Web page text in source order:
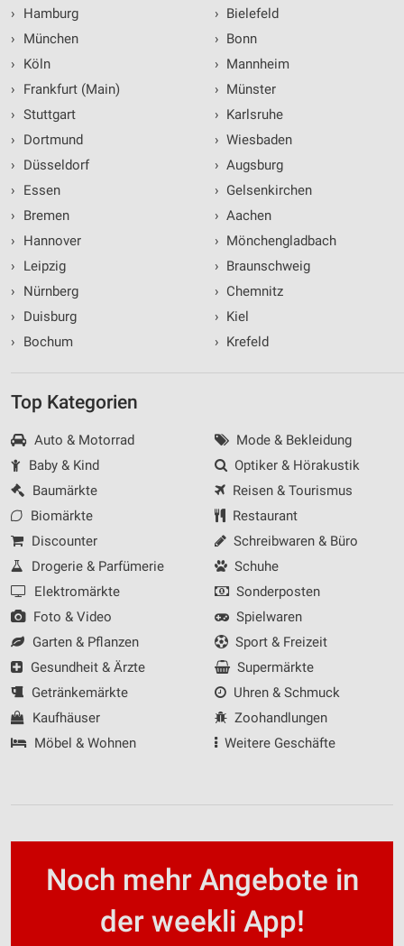
›
Hamburg
›
München
›
Köln
›
Frankfurt (Main)
› Stuttgart
›
Dortmund
›
Düsseldorf
›
Essen
›
Bremen
›
Hannover
›
Leipzig
›
Nürnberg
›
Duisburg
›
Bochum
› Bielefeld
› Bonn
› Mannheim
› Münster
› Karlsruhe
› Wiesbaden
› Augsburg
› Gelsenkirchen
› Aachen
› Mönchengladbach
› Braunschweig
› Chemnitz
› Kiel
› Krefeld
Top Kategorien
Auto & Motorrad
Baby & Kind
Baumärkte
Biomärkte
Discounter
Drogerie & Parfümerie
Elektromärkte
Foto & Video
Garten & Pflanzen
Gesundheit & Ärzte
Getränkemärkte
Kaufhäuser
Möbel & Wohnen
Mode & Bekleidung
Optiker & Hörakustik
Reisen & Tourismus
Restaurant
Schreibwaren & Büro
Schuhe
Sonderposten
Spielwaren
Sport & Freizeit
Supermärkte
Uhren & Schmuck
Zoohandlungen
Weitere Geschäfte
Noch mehr Angebote in
der weekli App!